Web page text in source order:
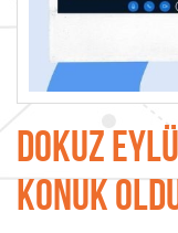
DOKUZ
KONUK